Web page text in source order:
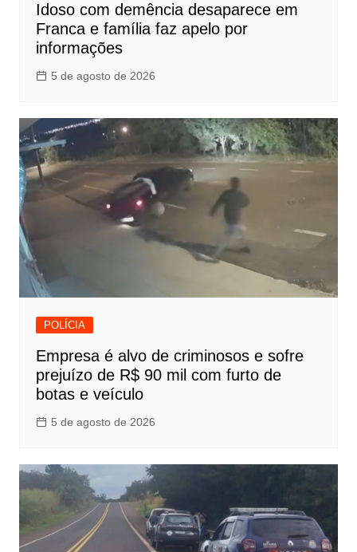
Idoso com demência desaparece em
Franca e família faz apelo por
informações
5 de agosto de 2026
POLÍCIA
Empresa é alvo de criminosos e sofre
prejuízo de R$ 90 mil com furto de
botas e veículo
5 de agosto de 2026